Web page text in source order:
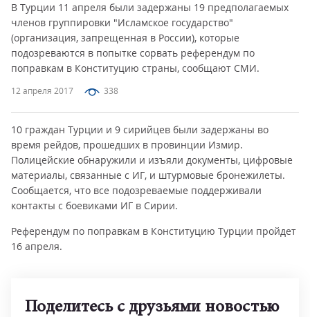
12 апреля 2017 338
В Турции 11 апреля были задержаны 19 предполагаемых
членов группировки "Исламское государство"
(организация, запрещенная в России), которые
подозреваются в попытке сорвать референдум по
поправкам в Конституцию страны, сообщают СМИ.
10 граждан Турции и 9 сирийцев были задержаны во
время рейдов, прошедших в провинции Измир.
Полицейские обнаружили и изъяли документы, цифровые
материалы, связанные с ИГ, и штурмовые бронежилеты.
Сообщается, что все подозреваемые поддерживали
контакты с боевиками ИГ в Сирии.
Референдум по поправкам в Конституцию Турции пройдет
16 апреля.
Поделитесь с друзьями новостью